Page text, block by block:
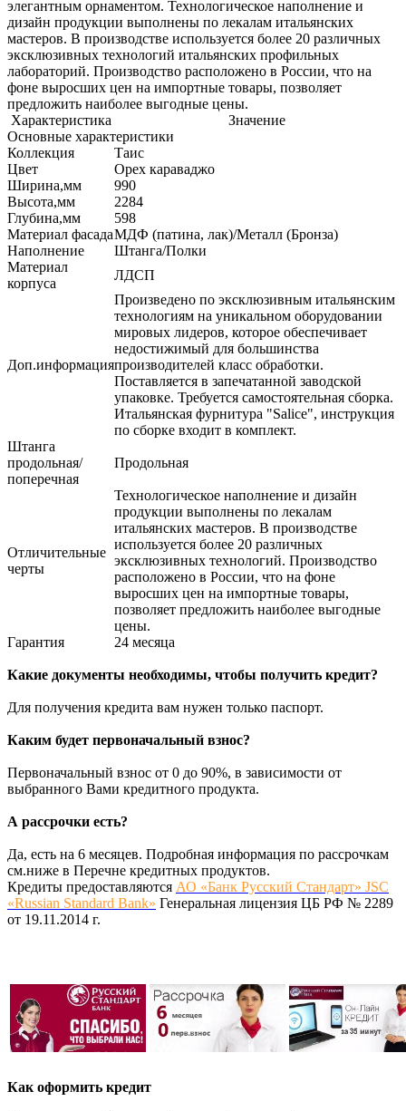
элегантным орнаментом. Технологическое наполнение и
дизайн продукции выполнены по лекалам итальянских
мастеров. В производстве используется более 20 различных
эксклюзивных технологий итальянских профильных
лабораторий. Производство расположено в России, что на
фоне выросших цен на импортные товары, позволяет
предложить наиболее выгодные цены.
Характеристика
Значение
Основные характеристики
Коллекция
Таис
Цвет
Орех караваджо
Ширина,мм
990
Высота,мм
2284
Глубина,мм
598
Материал фасадаМДФ (патина, лак)/Металл (Бронза)
Наполнение
Штанга/Полки
Материал
корпуса
ЛДСП
Доп.информация
Произведено по эксклюзивным итальянским
технологиям на уникальном оборудовании
мировых лидеров, которое обеспечивает
недостижимый для большинства
производителей класс обработки.
Поставляется в запечатанной заводской
упаковке. Требуется самостоятельная сборка.
Итальянская фурнитура "Salice", инструкция
по сборке входит в комплект.
Штанга
продольная/
поперечная
Продольная
Отличительные
черты
Технологическое наполнение и дизайн
продукции выполнены по лекалам
итальянских мастеров. В производстве
используется более 20 различных
эксклюзивных технологий. Производство
расположено в России, что на фоне
выросших цен на импортные товары,
позволяет предложить наиболее выгодные
цены.
Гарантия
24 месяца
Какие документы необходимы, чтобы получить кредит?
Для получения кредита вам нужен только паспорт.
Каким будет первоначальный взнос?
Первоначальный взнос от 0 до 90%, в зависимости от
выбранного Вами кредитного продукта.
А рассрочки есть?
Да, есть на 6 месяцев. Подробная информация по рассрочкам
см.ниже в Перечне кредитных продуктов.
Кредиты предоставляются АО «Банк Русский Стандарт» JSC
«Russian Standard Bank» Генеральная лицензия ЦБ РФ № 2289
от 19.11.2014 г.
Как оформить кредит